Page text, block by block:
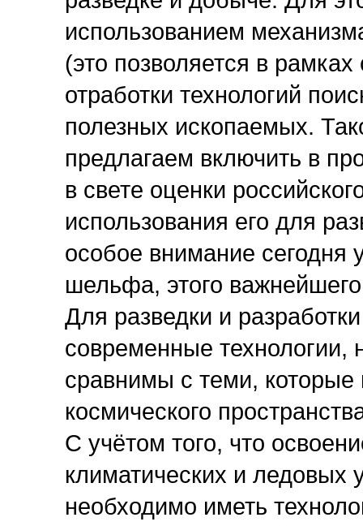
использованием
(это позволяется в
отработки технологий
полезных ископаемых.
предлагаем включить в
в свете оценки
использования его для
особое внимание сегодня
шельфа, этого
Для разведки и
современные технологии,
сравнимы с теми, которые
космического
С учётом того, что
климатических и ледовых
необходимо иметь